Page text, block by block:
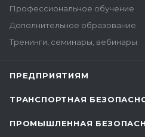
Профессиональное обучение
Дополнительное образование
Тренинги, семинары, вебинары
ПРЕДПРИЯТИЯМ
ТРАНСПОРТНАЯ
ПРОМЫШЛЕННАЯ